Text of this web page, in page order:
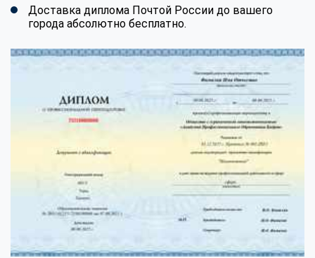
Доставка диплома Почтой России до вашего
города абсолютно бесплатно.